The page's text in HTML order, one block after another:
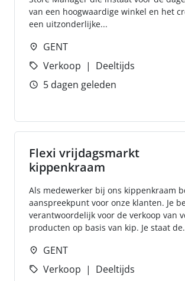
van een hoogwaardige winkel en het
een uitzonderlijke...
GENT
Verkoop
Deeltijds
5 dagen geleden
Flexi vrijdagsmarkt
kippenkraam
Als medewerker bij ons kippenkraam
aanspreekpunt voor onze klanten. Je
verantwoordelijk voor de verkoop van
producten op basis van kip. Je staat
GENT
Verkoop
Deeltijds